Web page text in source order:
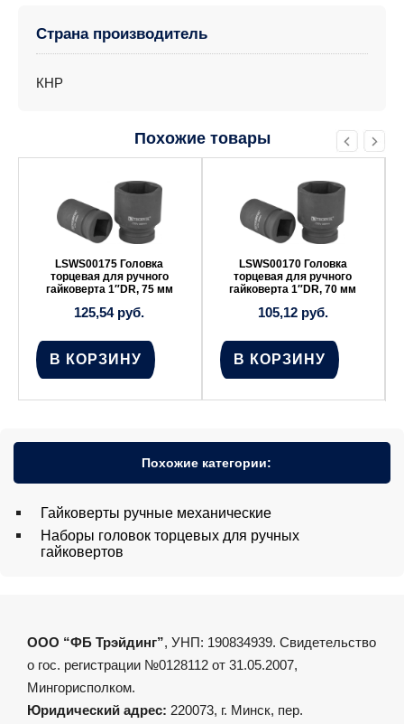
Страна производитель
КНР
Похожие товары
LSWS00175 Головка
торцевая для ручного
гайковерта 1″DR, 75 мм
125,54 руб.
В КОРЗИНУ
LSWS00170 Головка
торцевая для ручного
гайковерта 1″DR, 70 мм
105,12 руб.
В КОРЗИНУ
Похожие категории:
Гайковерты ручные механические
Наборы головок торцевых для ручных
гайковертов
ООО “ФБ Трэйдинг”, УНП: 190834939. Свидетельство
о гос. регистрации №0128112 от 31.05.2007,
Мингорисполком.
Юридический адрес: 220073, г. Минск, пер.